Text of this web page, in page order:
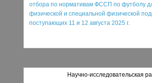
отбора по нормативам ФССП по футболу
физической и специальной физической
поступающих 11 и 12 августа 2025 г.
Научно-исследовательская